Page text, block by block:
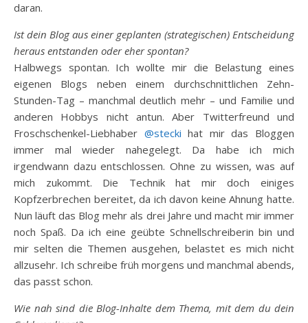
daran.
Ist dein Blog aus einer geplanten (strategischen) Entscheidung
heraus entstanden oder eher spontan?
Halbwegs spontan. Ich wollte mir die Belastung eines
eigenen Blogs neben einem durchschnittlichen Zehn-
Stunden-Tag – manchmal deutlich mehr – und Familie und
anderen Hobbys nicht antun. Aber Twitterfreund und
Froschschenkel-Liebhaber @stecki hat mir das Bloggen
immer mal wieder nahegelegt. Da habe ich mich
irgendwann dazu entschlossen. Ohne zu wissen, was auf
mich zukommt. Die Technik hat mir doch einiges
Kopfzerbrechen bereitet, da ich davon keine Ahnung hatte.
Nun läuft das Blog mehr als drei Jahre und macht mir immer
noch Spaß. Da ich eine geübte Schnellschreiberin bin und
mir selten die Themen ausgehen, belastet es mich nicht
allzusehr. Ich schreibe früh morgens und manchmal abends,
das passt schon.
Wie nah sind die Blog-Inhalte dem Thema, mit dem du dein